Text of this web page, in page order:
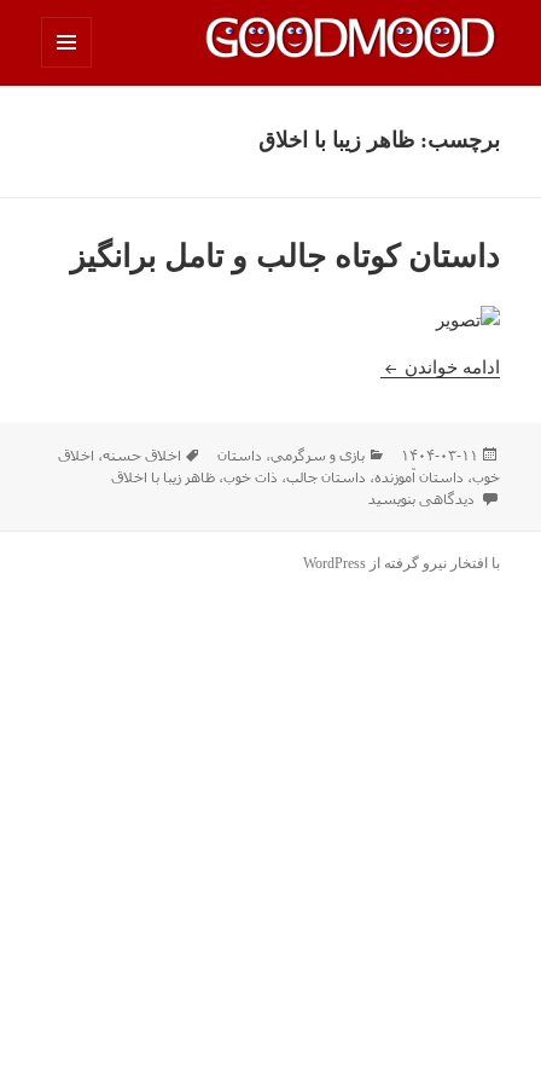
چیزای خووب مووب
برچسب:ظاهر زیبا با اخلاق
داستان کوتاه جالب و تامل برانگیز
ادامه خواندن داستان کوتاه جالب و تامل برانگیز
ارسال
شده
در
۱۴۰۴-۰۳-۱۱ دسته‌ها
بازی و سرگرمي، داستان برچسب‌ها
اخلاق حسنه، اخلاق
خوب، داستان آموزنده، داستان جالب، ذات خوب،ظاهر زیبا با اخلاق
برای داستان کوتاه جالب و تامل برانگیز
دیدگاهی بنویسید
با افتخار نیرو گرفته از WordPress